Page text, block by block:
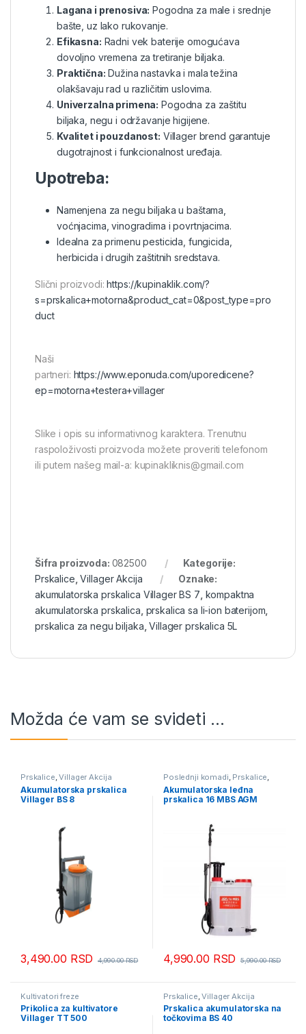
Lagana i prenosiva: Pogodna za male i srednje
bašte, uz lako rukovanje.
Efikasna: Radni vek baterije omogućava
dovoljno vremena za tretiranje biljaka.
Praktična: Dužina nastavka i mala težina
olakšavaju rad u različitim uslovima.
Univerzalna primena: Pogodna za zaštitu
biljaka, negu i održavanje higijene.
Kvalitet i pouzdanost: Villager brend garantuje
dugotrajnost i funkcionalnost uređaja.
Upotreba:
Namenjena za negu biljaka u baštama,
voćnjacima, vinogradima i povrtnjacima.
Idealna za primenu pesticida, fungicida,
herbicida i drugih zaštitnih sredstava.
Slični proizvodi:https://kupinaklik.com/?
s=prskalica+motorna&product_cat=0&post_type=pro
duct
Naši
partneri: https://www.eponuda.com/uporedicene?
ep=motorna+testera+villager
Slike i opis su informativnog karaktera. Trenutnu
raspoloživosti proizvoda možete proveriti telefonom
ili putem našeg mail-a: kupinakliknis@gmail.com
Šifra proizvoda: 082500
Kategorije:
Prskalice ,Villager Akcija
Oznake:
akumulatorska prskalica Villager BS 7 kompaktna
akumulatorska prskalica prskalica sa li-ion baterijom
prskalica za negu biljaka ,Villager prskalica 5L
Možda će vam se svideti …
Prskalice,Villager Akcija
Akumulatorska prskalica
Villager BS 8
3,490.00 RSD 4,990.00RSD
Poslednji komadi, Prskalice,
Villager Akcija
Akumulatorska leđna
prskalica 16 MBS AGM
4,990.00 RSD 5,990.00RSD
Kultivatori freze
Prikolica za kultivatore
Villager TT 500
Prskalice ,Villager Akcija
Prskalica akumulatorska na
točkovima BS 40